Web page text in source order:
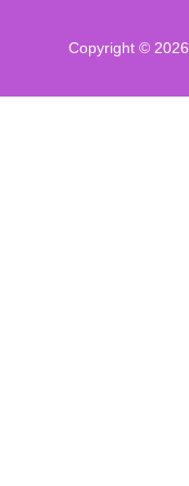
Copyright © 2026